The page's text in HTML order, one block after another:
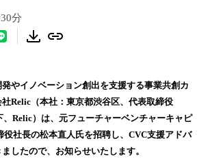
分
やイノベーション創出を支援する事業共創カ
Relic（本社：東京都渋谷区、代表取締役
Relic）は、元フューチャーベンチャーキャピ
役社長の松本直人氏を招聘し、CVC支援アドバ
したので、お知らせいたします。